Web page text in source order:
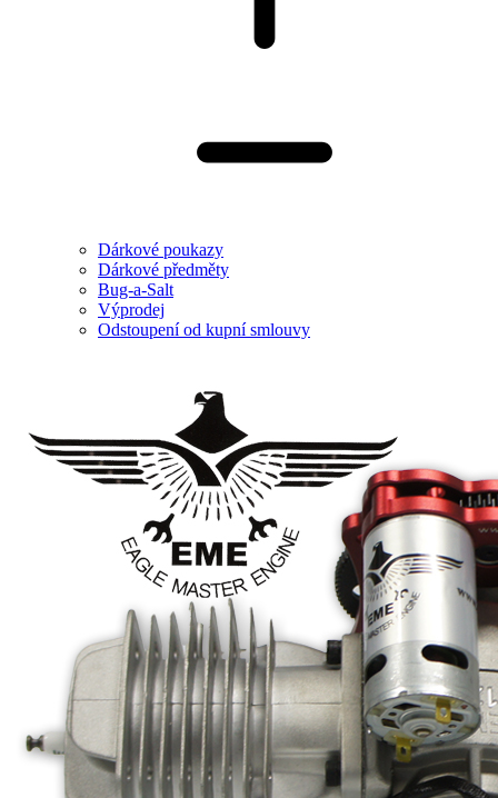
Dárkové poukazy
Dárkové předměty
Bug-a-Salt
Výprodej
Odstoupení od kupní smlouvy